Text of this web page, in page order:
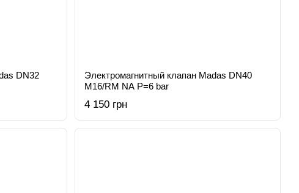
DN32
Электромагнитный клапан Madas DN40
M16/RM NA Р=6 bar
4 150 грн